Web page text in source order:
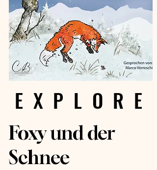
EXPLORE
EXPLORE
Foxy und der
Schnee